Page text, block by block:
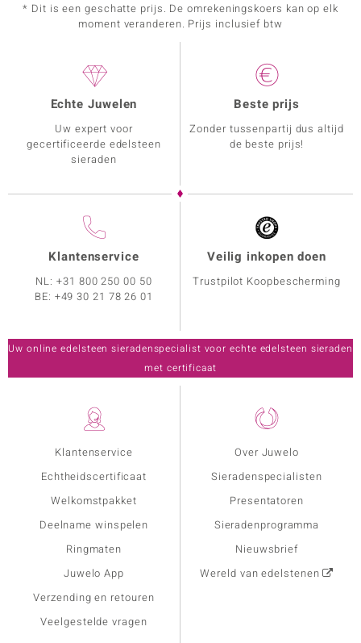
* Dit is een geschatte prijs. De omrekeningskoers kan op elk
moment veranderen. Prijs inclusief btw
Klantenservice
Echtheidscertificaat
Welkomstpakket
Deelname winspelen
Ringmaten
Juwelo App
Verzending en retouren
Veelgestelde vragen
Over Juwelo
Sieradenspecialisten
Presentatoren
Sieradenprogramma
Nieuwsbrief
Wereld van edelstenen
Echte Juwelen
Uw expert voor
gecertificeerde edelsteen
sieraden
Beste prijs
Zonder tussenpartij dus altijd
de beste prijs!
Klantenservice
NL:+31 800 250 00 50
BE: +49 30 21 78 26 01
Veilig inkopen doen
Trustpilot Koopbescherming
Uw online edelsteen sieradenspecialist voor echte edelsteen sieraden
met certificaat